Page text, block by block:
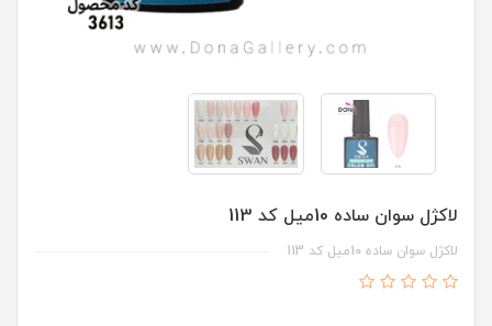
لاکژل سوان ساده 10ميل کد 113
لاکژل سوان ساده 10ميل کد 113